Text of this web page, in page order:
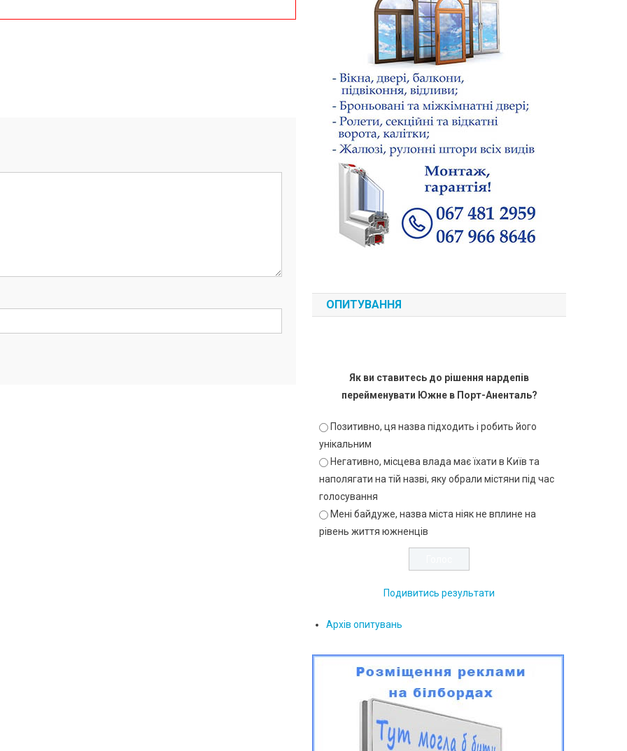
ОПИТУВАННЯ
Як ви ставитесь до рішення нардепів
перейменувати Южне в Порт-Аненталь?
Позитивно, ця назва підходить і робить його
унікальним
Негативно, місцева влада має їхати в Київ та
наполягати на тій назві, яку обрали містяни під час
голосування
Мені байдуже, назва міста ніяк не вплине на
рівень життя южненців
Подивитись результати
Архів опитувань